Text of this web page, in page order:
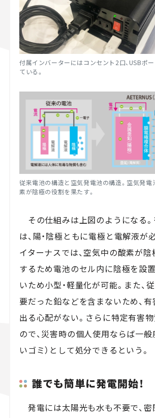
付属インバーターにはコンセント2口、USBポ
ている。
従来電池の構造と空気発電池の構造。空気発電
素が陰極の役割を果たす。
その仕組みは上図のようになる
は、陽・陰極ともに電極と電解液が
イターナスでは、空気中の酸素が
するため電池のセル内に陰極を設
いため小型・軽量化が可能。また、
要だった鉛などを含まないため、
出る心配がない。さらに特定有害
ので、災害時の個人使用ならば一般
いゴミ）として処分できるという。
誰でも簡単に発電開始！
発電には太陽光も水も不要で、